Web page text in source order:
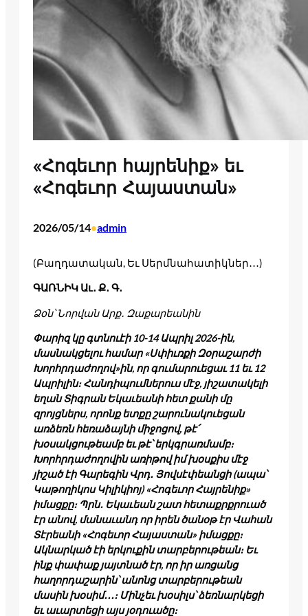
«Հոգեւոր հայրենիք» եւ
«Հոգեւոր Հայաստան»
2026/05/14•admin
(Բաղդատական, Եւ Սերմնահատիկներ․․․)
ԳԱՌՆԻԿ Աւ․ Ք․ Գ․
Ձօն՝ Նորվան Արք․ Զաքարեանին
Փարիզ կը գտնուէի 10-14 Ապրիլ 2026-ին,
մասնակցելու համար «Սփիւռքի Զօրաշարժի
Խորհրդաժողով»ին, որ գումարուեցաւ 11 եւ 12
Ապրիլին։ Հանդիպումներուս մէջ, յիշատակելի
եղան Տիգրան Եկաւեանի հետ քանի մը
զրոյցներս, որոնք ետքը շարունակուեցան
առձեռն հեռաձայնի միջոցով, թէ՛
խօսակցութեամբ եւ թէ՝ երկգրառմամբ։
Խորհրդաժողովին առիթով իմ խօսքիս մէջ
յիշած էի Գարեգին Վրդ․ Յովսէփեանցի (ապա՝
Կաթողիկոս Կիլիկիոյ) «Հոգեւոր Հայրենիք»
իմացքը։ Պրն․ Եկաւեան շատ հետաքրքրուած
էր անով, մանաւանդ որ իրեն ծանօթ էր Վահան
Տէրեանի «Հոգեւոր Հայաստան» իմացքը։
Ակնարկած էի երկուքին տարբերութեան։ Եւ
ինք փափաք յայտնած էր, որ իր առցանց
հաղորդաշարին՝ անոնց տարբերութեան
մասին խօսիմ․․․։ Մինչեւ խօսիլս՝ ձեռնարկեցի
եւ աւարտեցի այս յօդուածը։